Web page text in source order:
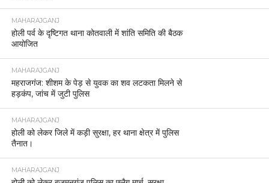
MAHARAJGANJ
होली पर्व के दृष्टिगत थाना कोतवाली में शांति समिति की बैठक
आयोजित
MAHARAJGANJ
महराजगंज: शीशम के पेड़ से युवक का शव लटकता मिलने से
हड़कंप, जांच में जुटी पुलिस
MAHARAJGANJ
होली को लेकर जिले में कड़ी सुरक्षा, हर थाना क्षेत्र में पुलिस
तैनात।
MAHARAJGANJ